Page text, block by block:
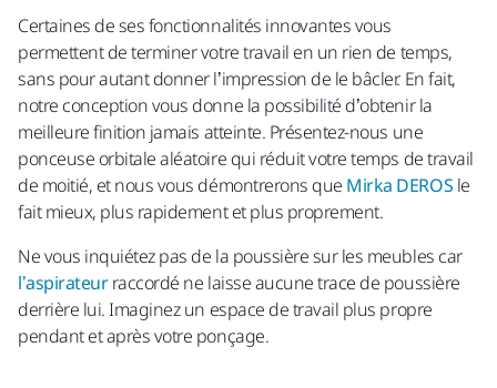
Certaines de ses fonctionnalités innovantes vous
permettent de terminer votre travail en un rien de temps,
sans pour autant donner l’impression de le bâcler. En fait,
notre conception vous donne la possibilité d’obtenir la
meilleure finition jamais atteinte. Présentez-nous une
ponceuse orbitale aléatoire qui réduit votre temps de travail
de moitié, et nous vous démontrerons que Mirka DEROS le
fait mieux, plus rapidement et plus proprement.
Ne vous inquiétez pas de la poussière sur les meubles car
l’aspirateurraccordé ne laisse aucune trace de poussière
derrière lui. Imaginez un espace de travail plus propre
pendant et après votre ponçage.